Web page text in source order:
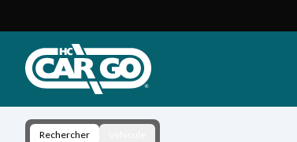
Télécharger
Contact
Rechercher